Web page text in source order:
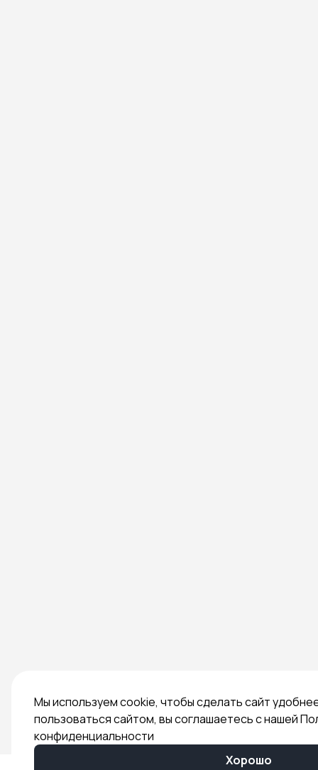
Мы используем cookie, чтобы сделать сайт
пользоваться сайтом, вы соглашаетесь с нашей
конфиденциальности
Хорошо